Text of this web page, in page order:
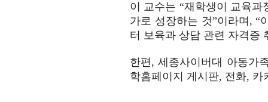
이 교수는 “재학생이 교육
가로 성장하는 것”이라며, “
터 보육과 상담 관련 자격증
한편, 세종사이버대 아동가
학홈페이지 게시판, 전화,